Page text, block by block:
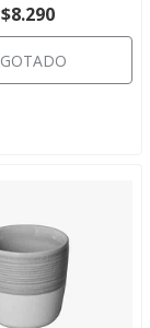
$8.290